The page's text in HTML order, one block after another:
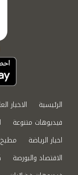
الرئيسية الاخبار
فيديوهات متنوعة
اخبار الرياضة
الاقتصاد والبورصة